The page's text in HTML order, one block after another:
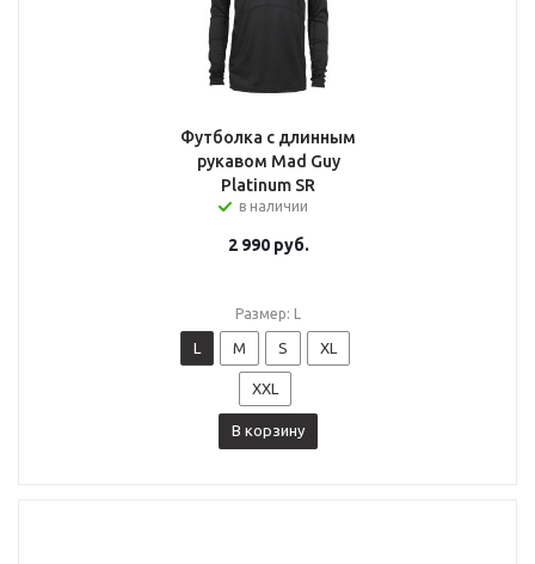
Футболка с длинным
рукавом Mad Guy
Platinum SR
в наличии
2 990руб.
Размер: L
L M S XL
XXL
В корзину